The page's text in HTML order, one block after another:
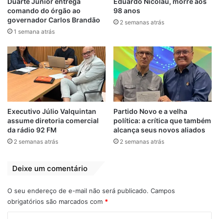
pelo Ministério de Viação e Obras Públicas
em 1962, por meio do Decreto nº 815, e a
rádio foi oficialmente registrada em 24 de
julho de 1960. Em 1966, finalmente foi ao ar
como Rádio Educadora Rural do Maranhão
Ltda AM, tendo como primeiro diretor José
Maria Linhares, e funcionando inicialmente
na Rua do Sol, no Centro de São Luís.
No início, a programação tinha forte caráter
educativo, sendo desenvolvida por órgãos
como as Secretarias de Agricultura e
Assistência Rural e o Movimento de
Educação de Base. O foco era o
fortalecimento da população rural, por meio
de conteúdos formativos e cidadanistas.
comando do órgão ao
governador Carlos Brandão
1 semana atrás
98 anos
2 semanas atrás
Executivo Júlio Valquintan
assume diretoria comercial
da rádio 92 FM
2 semanas atrás
Partido Novo e a velha
política: a crítica que também
alcança seus novos aliados
2 semanas atrás
Deixe um comentário
O seu endereço de e-mail não será publicado. Campos
obrigatórios são marcados com *